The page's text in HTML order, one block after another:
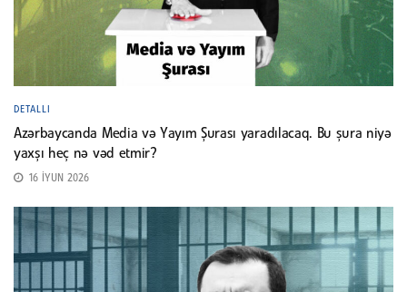
DETALLI
Azərbaycanda Media və Yayım Şurası yaradılacaq. Bu şura niyə
yaxşı heç nə vəd etmir?
16 İYUN 2026